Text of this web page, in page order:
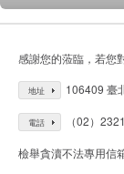
感謝您的蒞臨，若您
地址 106409 臺
電話 （02）
檢舉貪瀆不法專用信